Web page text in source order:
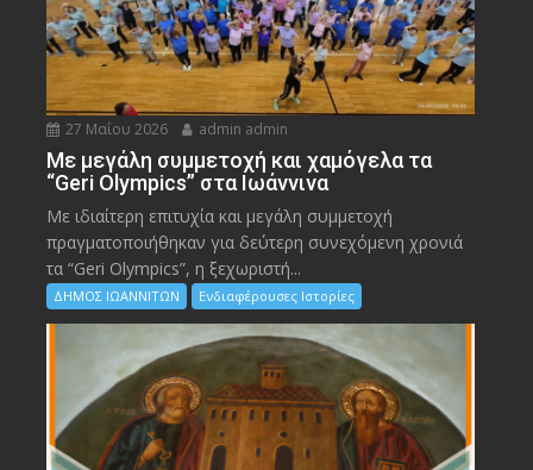
27 Μαΐου 2026 admin admin
Με μεγάλη συμμετοχή και χαμόγελα τα
“Geri Olympics” στα Ιωάννινα
Με ιδιαίτερη επιτυχία και μεγάλη συμμετοχή
πραγματοποιήθηκαν για δεύτερη συνεχόμενη χρονιά
τα “Geri Olympics”, η ξεχωριστή...
ΔΗΜΟΣ ΙΩΑΝΝΙΤΩΝ Ενδιαφέρουσες Ιστορίες